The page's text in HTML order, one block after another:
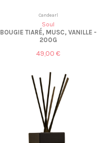
Candearl
Soul
BOUGIE TIARÉ, MUSC, VANILLE -
200G
49,00 €